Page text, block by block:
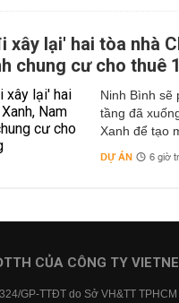
xây lại' hai tòa nhà
chung cư cho thuê
Ninh Bình sẽ
tầng đã
Xanh để tạo
DỰ ÁN 6 giờ
CỦA CÔNG TY
GP-TTĐT do Sở VH&TT